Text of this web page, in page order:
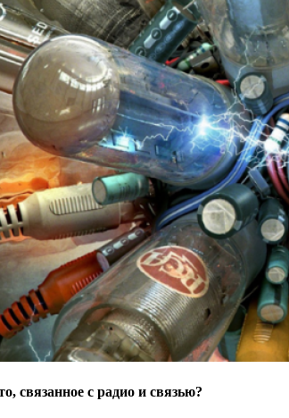
связанное с радио и связью?